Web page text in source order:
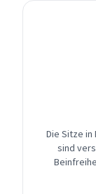
Die Sitze
sind